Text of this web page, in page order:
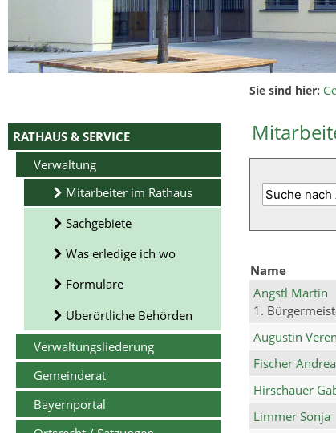
RATHAUS & SERVICE
Verwaltung
Mitarbeiter im Rathaus
Sachgebiete
Was erledige ich wo
Formulare
Überörtliche Behörden
Verwaltungsliederung
Gemeinderat
Bayernportal
Sie sind hier:
Name
Angstl Martin
1.
Augustin
Fischer Andrea
Hirschauer
Limmer Sonja